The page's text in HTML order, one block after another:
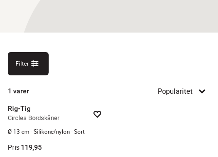
Filter
1 varer Popularitet
Rig-Tig
Circles Bordskåner
Ø 13 cm - Silikone/nylon - Sort
Pris 119,95